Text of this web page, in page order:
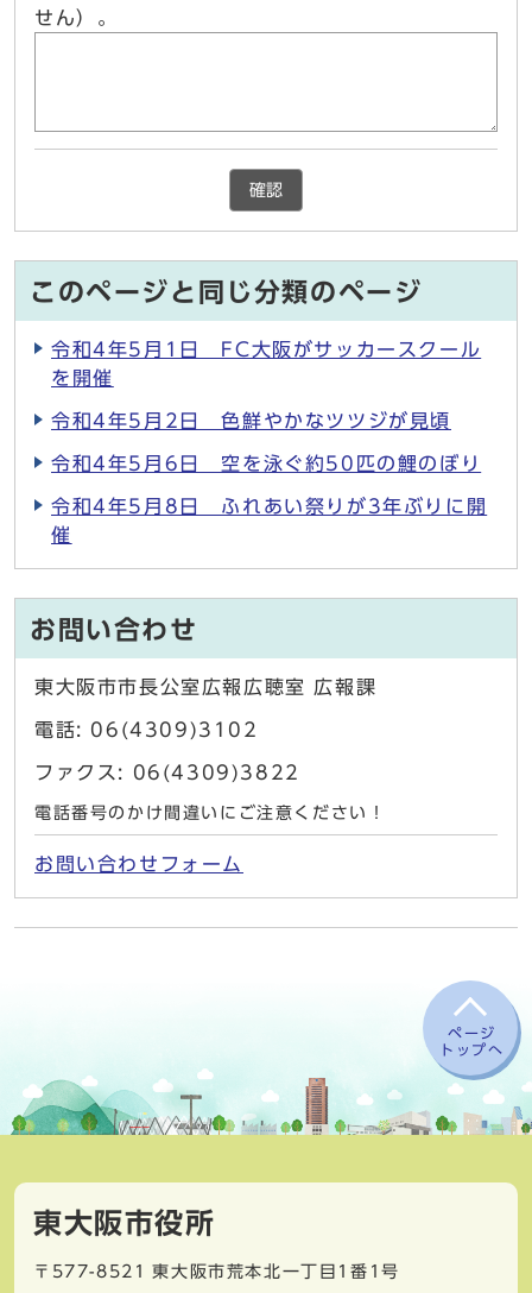
せん）。
確認
このページと同じ分類のページ
令和4年5月1日 FC大阪がサッカースクール
を開催
令和4年5月2日 色鮮やかなツツジが見頃
令和4年5月6日 空を泳ぐ約50匹の鯉のぼり
令和4年5月8日 ふれあい祭りが3年ぶりに開
催
お問い合わせ
東大阪市市長公室広報広聴室 広報課
電話: 06(4309)3102
ファクス: 06(4309)3822
電話番号のかけ間違いにご注意ください！
お問い合わせフォーム
ページ
トップへ
東大阪市役所
〒577-8521
東大阪市荒本北一丁目1番1号